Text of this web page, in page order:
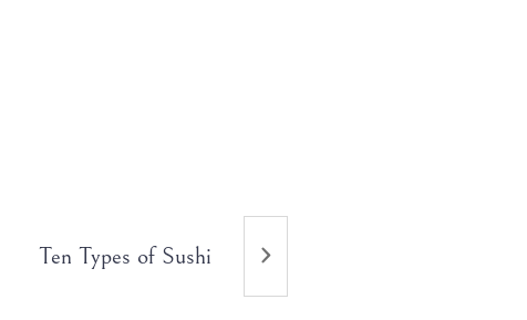
Ten Types of Sushi